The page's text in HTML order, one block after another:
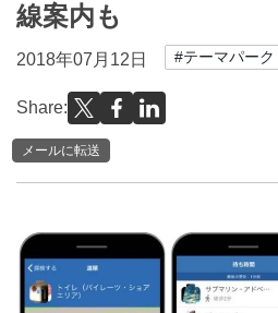
線案内も
2018年07月12日 #テーマパーク
Share:
メールに転送